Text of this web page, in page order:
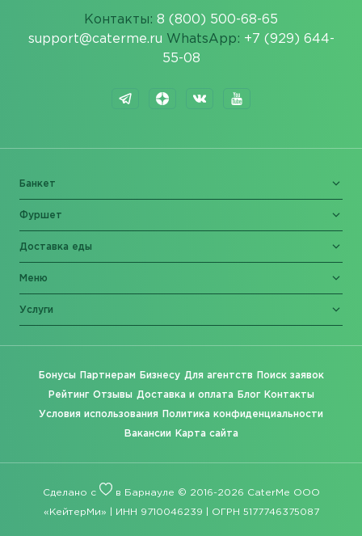
Контакты: 8 (800) 500-68-65
support@caterme.ru WhatsApp: +7 (929) 644-
55-08
Банкет
Фуршет
Доставка еды
Меню
Услуги
Бонусы Партнерам Бизнесу Для агентств Поиск заявок
Рейтинг Отзывы Доставка и оплата Блог Контакты
Условия использования Политика конфиденциальности
Вакансии Карта сайта
Сделано с в Барнауле © 2016-2026 CaterMe ООО
«КейтерМи» | ИНН 9710046239 | ОГРН 5177746375087